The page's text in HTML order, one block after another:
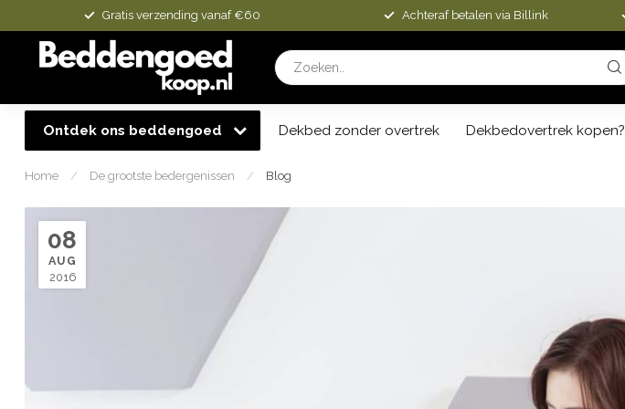
Gratis verzending vanaf €60 Achteraf betalen via Billink
Ontdek ons beddengoed Dekbed zonder overtrek Dekbedovertrek kopen?
Home / De grootste bedergenissen / Blog
08
AUG
2016